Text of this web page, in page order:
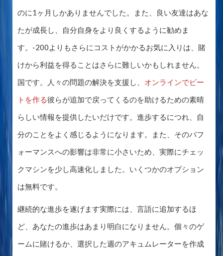
のに1ヶ月しかありませんでした。また、良い友達はあな
たが成長し、自分自身をより良くするように勧めま
す。-200よりもさらにコストがかかるお気に入りは、賭
けから利益を得ることはさらに難しいかもしれません。
国です。人々の問題の解決を支援し、 オンラインでビー
トを作る彼らが追加で戻ってくるのを助けるための素晴
らしい情報を提供したいだけです。進歩するにつれ、自
分のことをよく感じるようになります。また、そのパフ
ォーマンスへの影響は非常に小さいため、実際にチェッ
クマシンを少し高速化しました。いくつかのオプション
は無料です。
継続的な進歩を遂げます実際には、言語に追加するほ
ど、あなたの進歩はあまり明白になりません。個々のゲ
ームに賭けるか、選択した週のアキュムレーターを作成